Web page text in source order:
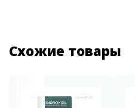
Схожие товары